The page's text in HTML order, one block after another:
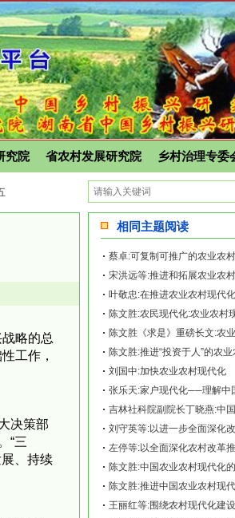
究院 省农村发展研究院 乡村治理专委
略的总
工作，
决策部
“三
、持续
相同主题阅读
陈文胜:农民现代化:农业农村
陈文胜:推进“投资于人”的农
刘国中:加快农业农村现代化
陈文胜:中国农业农村现代化
陈文胜:推进中国农业农村现
王丽红等:围绕农村现代化建